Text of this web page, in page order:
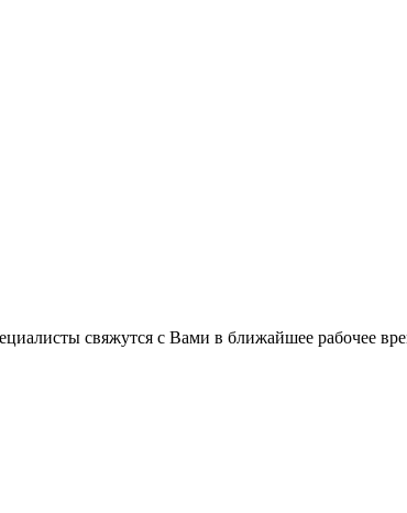
свяжутся с Вами в ближайшее рабочее